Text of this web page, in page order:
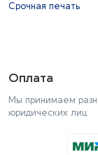
Срочная печать
Оплата
Мы принимаем
юридических лиц